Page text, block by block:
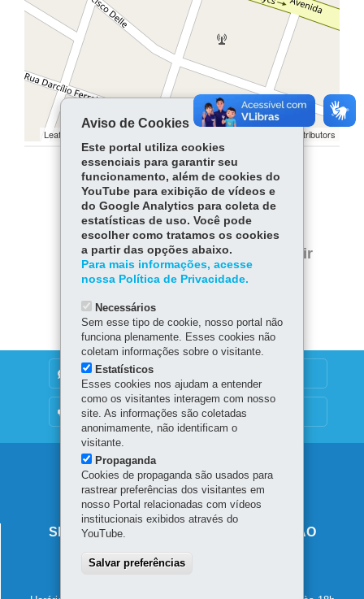
Leaflet | © contributors
COMPARTILHE:
Facebook
Twitter
WhatsApp
Voltar Início
Imprimir
Baixar
DENUNCIE CORRUPÇÃO
OUVIDORIA
Navegação
principal
SECRETARIA DE ESTADO DA EDUCAÇÃO
Av. Presidente Kennedy, 2511 - Guaíra
80610-011 -Curitiba
Aviso de Cookies
Este portal utiliza cookies
essenciais para garantir seu
funcionamento, além de cookies do
YouTube para exibição de vídeos e
do Google Analytics para coleta de
estatísticas de uso. Você pode
escolher como tratamos os cookies
a partir das opções abaixo.
Para mais informações, acesse
nossa Política de Privacidade.
Necessários
Sem esse tipo de cookie, nosso portal não
funciona plenamente. Esses cookies não
coletam informações sobre o visitante.
Estatísticos
Esses cookies nos ajudam a entender
como os visitantes interagem com nosso
site. As informações são coletadas
anonimamente, não identificam o
visitante.
Propaganda
Cookies de propaganda são usados para
rastrear preferências dos visitantes em
nosso Portal relacionadas com vídeos
institucionais exibidos através do
YouTube.
Salvar preferências